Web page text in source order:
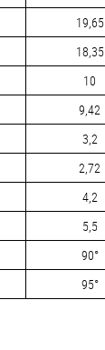
19,65
18,35
10
9,42
3,2
2,72
4,2
5,5
90°
95°